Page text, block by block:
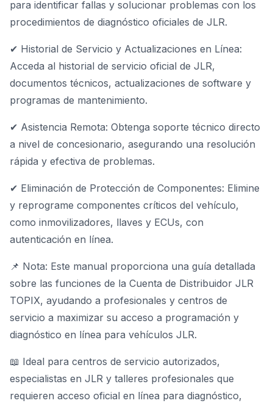
para identificar fallas y solucionar problemas con los
procedimientos de diagnóstico oficiales de JLR.
✔ Historial de Servicio y Actualizaciones en Línea:
Acceda al historial de servicio oficial de JLR,
documentos técnicos, actualizaciones de software y
programas de mantenimiento.
✔ Asistencia Remota: Obtenga soporte técnico directo
a nivel de concesionario, asegurando una resolución
rápida y efectiva de problemas.
✔ Eliminación de Protección de Componentes: Elimine
y reprograme componentes críticos del vehículo,
como inmovilizadores, llaves y ECUs, con
autenticación en línea.
📌 Nota: Este manual proporciona una guía detallada
sobre las funciones de la Cuenta de Distribuidor JLR
TOPIX, ayudando a profesionales y centros de
servicio a maximizar su acceso a programación y
diagnóstico en línea para vehículos JLR.
📖 Ideal para centros de servicio autorizados,
especialistas en JLR y talleres profesionales que
requieren acceso oficial en línea para diagnóstico,